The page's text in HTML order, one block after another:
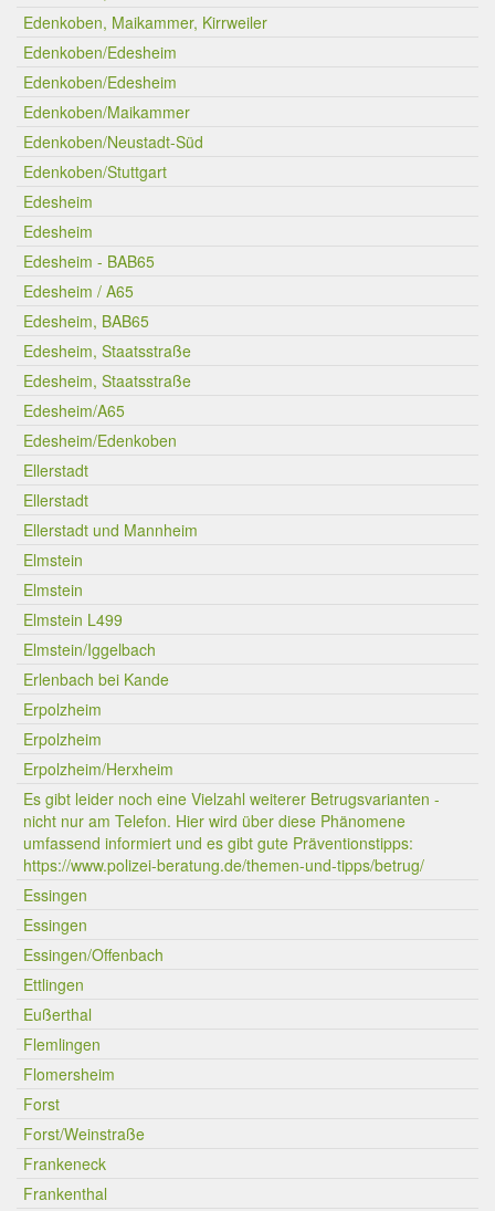
Edenkoben, Maikammer, Kirrweiler
Edenkoben/Edesheim
Edenkoben/Edesheim
Edenkoben/Maikammer
Edenkoben/Neustadt-Süd
Edenkoben/Stuttgart
Edesheim
Edesheim
Edesheim - BAB65
Edesheim / A65
Edesheim, BAB65
Edesheim, Staatsstraße
Edesheim, Staatsstraße
Edesheim/A65
Edesheim/Edenkoben
Ellerstadt
Ellerstadt
Ellerstadt und Mannheim
Elmstein
Elmstein
Elmstein L499
Elmstein/Iggelbach
Erlenbach bei Kande
Erpolzheim
Erpolzheim
Erpolzheim/Herxheim
Es gibt leider noch eine Vielzahl weiterer Betrugsvarianten -
nicht nur am Telefon. Hier wird über diese Phänomene
umfassend informiert und es gibt gute Präventionstipps:
https://www.polizei-beratung.de/themen-und-tipps/betrug/
Essingen
Essingen
Essingen/Offenbach
Ettlingen
Eußerthal
Flemlingen
Flomersheim
Forst
Forst/Weinstraße
Frankeneck
Frankenthal